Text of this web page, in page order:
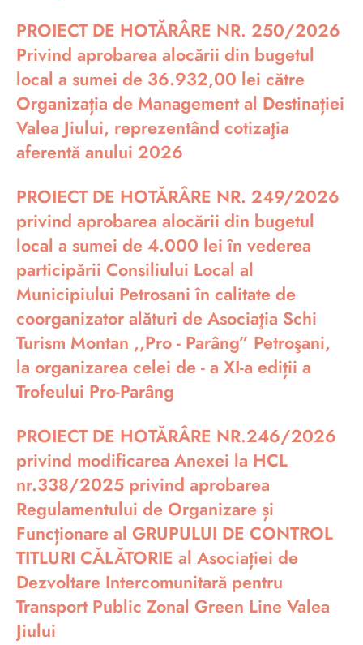
PROIECT DE HOTĂRÂRE NR. 250/2026
Privind aprobarea alocării din bugetul
local a sumei de 36.932,00 lei către
Organizația de Management al Destinației
Valea Jiului, reprezentând cotizaţia
aferentă anului 2026
PROIECT DE HOTĂRÂRE NR. 249/2026
privind aprobarea alocării din bugetul
local a sumei de 4.000 lei în vederea
participării Consiliului Local al
Municipiului Petrosani în calitate de
coorganizator alături de Asociaţia Schi
Turism Montan ,,Pro - Parâng” Petroşani,
la organizarea celei de - a XI-a ediții a
Trofeului Pro-Parâng
PROIECT DE HOTĂRÂRE NR.246/2026
privind modificarea Anexei la HCL
nr.338/2025 privind aprobarea
Regulamentului de Organizare și
Funcționare al GRUPULUI DE CONTROL
TITLURI CĂLĂTORIE al Asociației de
Dezvoltare Intercomunitară pentru
Transport Public Zonal Green Line Valea
Jiului